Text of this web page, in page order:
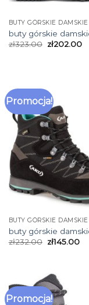
BUTY GÓRSKIE DAMSKIE
buty górskie
zł323.00 zł202.00
Promocja!
BUTY GÓRSKIE DAMSKIE
buty górskie
zł232.00 zł145.00
Promocja!